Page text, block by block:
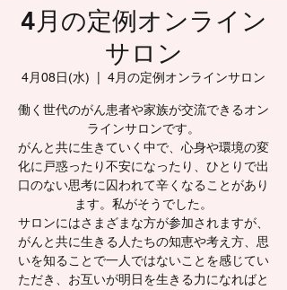
4月の定例オンライン
サロン
4月08日(水) 4月の定例オンラインサロン
働く世代のがん患者や家族が交流できるオン
ラインサロンです。
がんと共に生きていく中で、心身や環境の変
化に戸惑ったり不安になったり、ひとりで出
口のない思考に囚われて辛くなることがあり
ます。私がそうでした。
サロンにはさまざまな方が参加されますが、
がんと共に生きる人たちの知恵や考え方、思
いを知ることで一人ではないことを感じてい
ただき、お互いが明日を生きる力になればと